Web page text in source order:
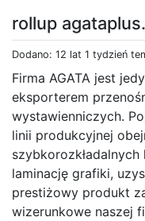
rollup
Dodano: 12 lat 1 tydzień
Firma AGATA jest
eksporterem
wystawienniczych.
linii produkcyjnej
laminację grafiki,
prestiżowy produkt
wizerunkowe naszej